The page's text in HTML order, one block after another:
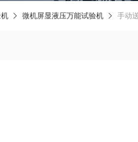
微机屏显液压万能试验机 手动